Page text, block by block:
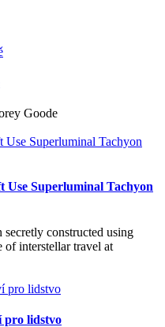
Goode
Use Superluminal Tachyon
secretly constructed using
of interstellar travel at
pro lidstvo